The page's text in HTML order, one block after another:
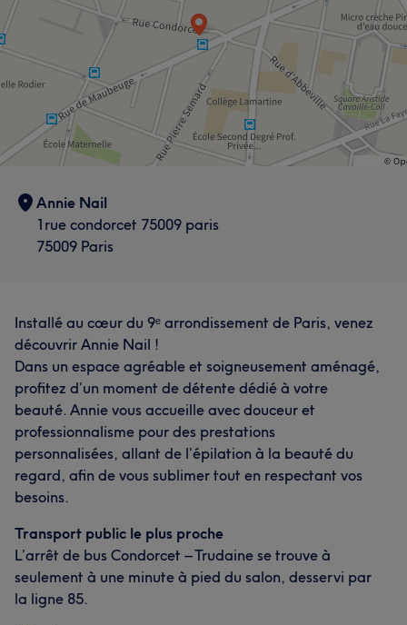
L'avis de nos clients sur Annie
Professionnel/le 37 Efficace 28 Perfectionniste
Méticuleux/euse 21
L'avis de nos clients sur Bella
Professionnel/le 8 Sympathique
Annie Nail
1rue condorcet 75009 paris
75009 Paris
Installé au cœur du 9ᵉ arrondissement de Paris, venez
découvrir Annie Nail !
Dans un espace agréable et soigneusement aménagé,
profitez d’un moment de détente dédié à votre
beauté. Annie vous accueille avec douceur et
professionnalisme pour des prestations
personnalisées, allant de l’épilation à la beauté du
regard, afin de vous sublimer tout en respectant vos
besoins.
Transport public le plus proche
L’arrêt de bus Condorcet – Trudaine se trouve à
seulement à une minute à pied du salon, desservi par
la ligne 85.